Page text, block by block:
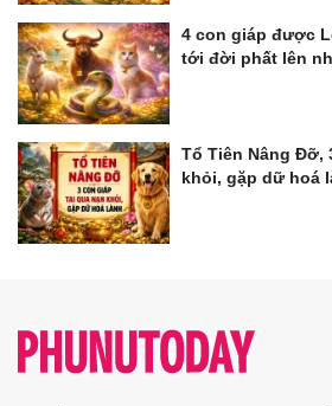
4 con giáp được
tới đời phất lên
Tổ Tiên Nâng Đỡ,
khỏi, gặp dữ hoá